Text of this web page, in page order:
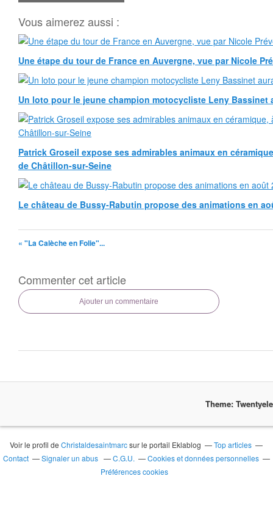
Vous aimerez aussi :
Une étape du tour de France en Auvergne, vue par Nicole
Un loto pour le jeune champion motocycliste Leny Bassinet
Patrick Groseil expose ses admirables animaux en
de Châtillon-sur-Seine
Le château de Bussy-Rabutin propose des animations en
« "La Calèche en Folie"...
Commenter cet article
Ajouter un commentaire
Theme:
Voir le profil deChristaldesaintmarcsur le portail Eklablog
Top articles
Contact
Signaler un abus C.G.U.
Cookies et données personnelles
Préférences cookies